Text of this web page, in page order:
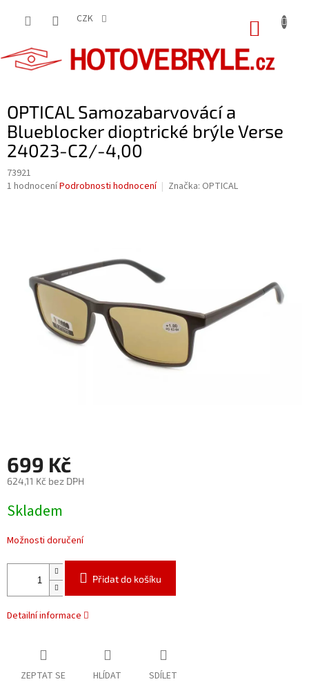
CZK
OPTICAL Samozabarvovácí a
Blueblocker dioptrické brýle Verse
24023-C2/-4,00
73921
Průměrné
hvězdiček.
1 hodnoceníPodrobnosti hodnocení Značka: OPTICAL
699 Kč
624,11 Kč bez DPH
cena:
Skladem
Možnosti doručení
Přidat do košíku
Detailní informace
ZEPTAT SE HLÍDAT SDÍLET